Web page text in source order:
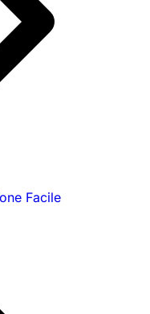
Facile